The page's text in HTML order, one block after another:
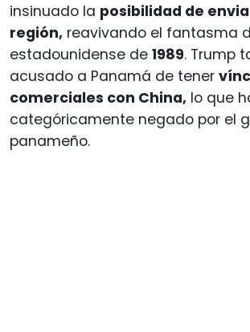
insinuado la posibilidad de
región, reavivando el fantasma
estadounidense de 1989. Trump
acusado a Panamá de tener
comerciales con China, lo que
categóricamente negado por el
panameño.